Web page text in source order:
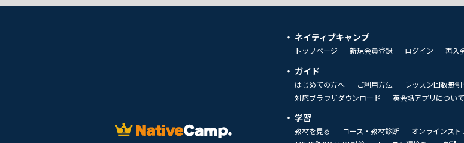
ネイティブキャンプ
トップページ 新規会員登録 ログイン 再入
ガイド
はじめての方へ ご利用方法 レッスン回数無
対応ブラウザダウンロード
英会話アプリについて
学習
教材を見る コース・教材診断 オンラインスト